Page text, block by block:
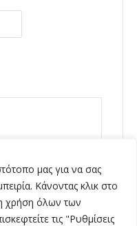
μας για να σας
Κάνοντας κλικ στο
χρήση όλων των
τις "Ρυθμίσεις